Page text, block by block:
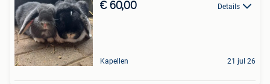
€ 60,00 Details
Kapellen 21 jul 26